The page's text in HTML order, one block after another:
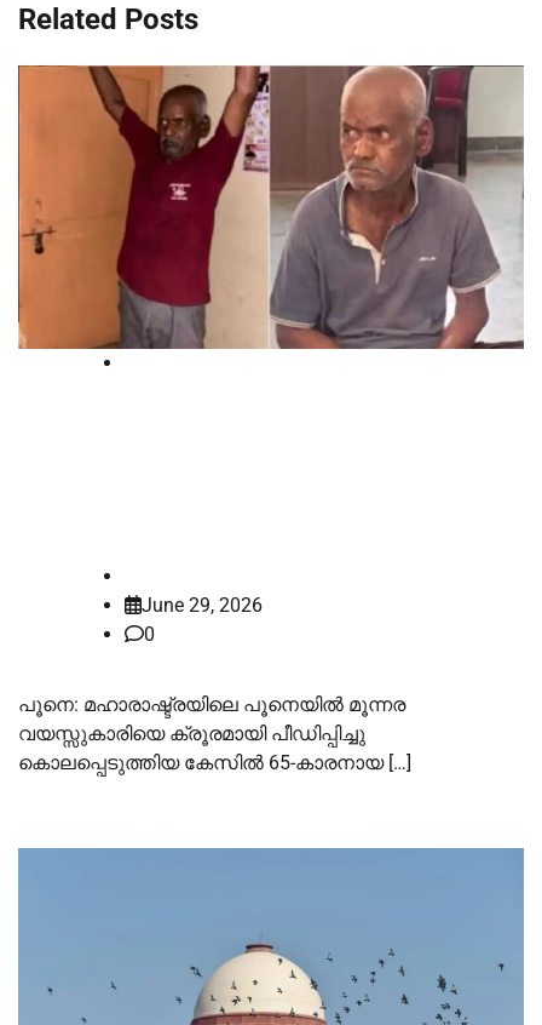
Related Posts
June 29, 2026
0
പൂനെ: മഹാരാഷ്ട്രയിലെ പൂനെയില്‍ മൂന്നര
വയസ്സുകാരിയെ ക്രൂരമായി പീഡിപ്പിച്ചു
കൊലപ്പെടുത്തിയ കേസില്‍ 65-കാരനായ […]